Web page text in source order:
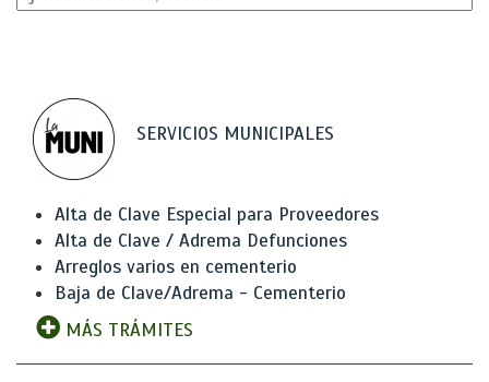
SERVICIOS MUNICIPALES
Alta de Clave Especial para Proveedores
Alta de Clave / Adrema Defunciones
Arreglos varios en cementerio
Baja de Clave/Adrema - Cementerio
MÁS TRÁMITES